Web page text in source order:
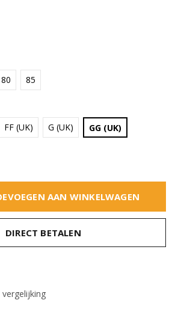
80 85
FF (UK) G (UK) GG (UK)
AAN WINKELWAGEN
DIRECT BETALEN